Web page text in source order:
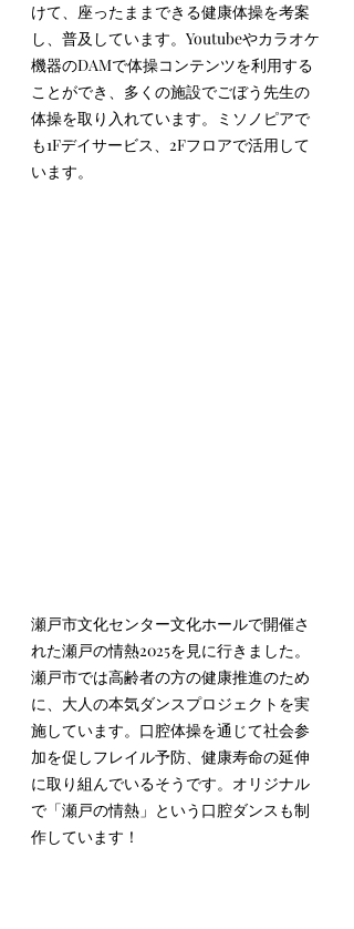
けて、座ったままできる健康体操を考案
し、普及しています。Youtubeやカラオケ
機器のDAMで体操コンテンツを利用する
ことができ、多くの施設でごぼう先生の
体操を取り入れています。ミソノピアで
も1Fデイサービス、2Fフロアで活用して
います。
瀬戸市文化センター文化ホールで開催さ
れた瀬戸の情熱2025を見に行きました。
瀬戸市では高齢者の方の健康推進のため
に、大人の本気ダンスプロジェクトを実
施しています。口腔体操を通じて社会参
加を促しフレイル予防、健康寿命の延伸
に取り組んでいるそうです。オリジナル
で「瀬戸の情熱」という口腔ダンスも制
作しています！